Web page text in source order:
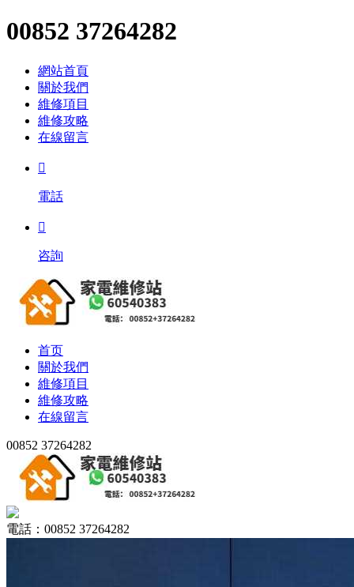
00852 37264282
網站首頁
關於我們
維修項目
維修攻略
在線留言

電話

咨詢
首页
關於我們
維修項目
維修攻略
在線留言
00852 37264282
電話：00852 37264282